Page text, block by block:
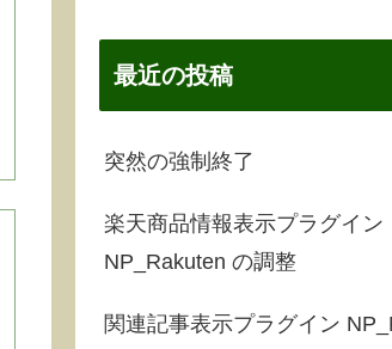
最近の投稿
突然の強制終了
楽天商品情報表示プラグイン
NP_Rakuten の調整
関連記事表示プラグイン